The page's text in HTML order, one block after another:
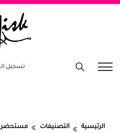
تسجيل
الرئيسية التصنيفات